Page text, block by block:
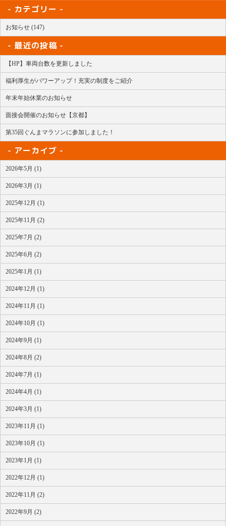
カテゴリー
お知らせ (147)
最近の投稿
【HP】車両台数を更新しました
福利厚生がパワーアップ！充実の制度をご紹介
年末年始休業のお知らせ
面接会開催のお知らせ【京都】
第35回ぐんまマラソンに参加しました！
アーカイブ
2026年5月 (1)
2026年3月 (1)
2025年12月 (1)
2025年11月 (2)
2025年7月 (2)
2025年6月 (2)
2025年1月 (1)
2024年12月 (1)
2024年11月 (1)
2024年10月 (1)
2024年9月 (1)
2024年8月 (2)
2024年7月 (1)
2024年4月 (1)
2024年3月 (1)
2023年11月 (1)
2023年10月 (1)
2023年1月 (1)
2022年12月 (1)
2022年11月 (2)
2022年9月 (2)